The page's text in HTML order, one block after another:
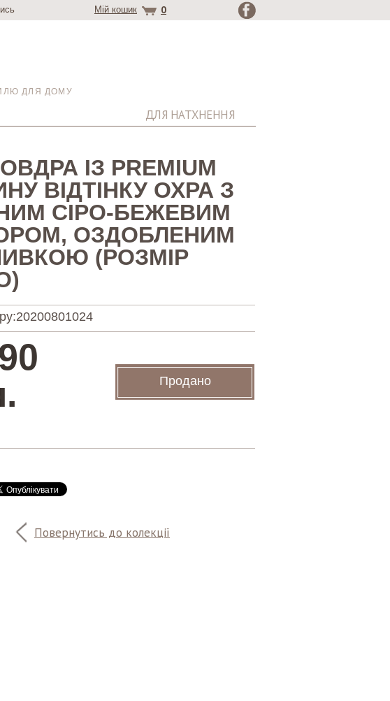
Мій кошик 0
ДЛЯ ДОМУ
ДЛЯ НАТХНЕННЯ
ІЗ PREMIUM
ВІДТІНКУ ОХРА З
СІРО-БЕЖЕВИМ
ОЗДОБЛЕНИМ
(РОЗМІР
20200801024
Продано
Повернутись до колекції